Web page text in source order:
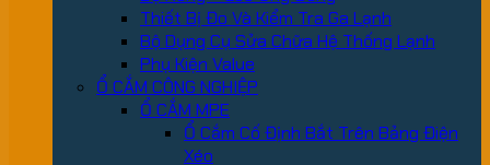
Thiết Bị Đo Và Kiểm Tra Ga Lạnh
Bộ Dụng Cụ Sửa Chữa Hệ Thống Lạnh
Phụ Kiện Value
Ổ CẮM CÔNG NGHIỆP
Ổ CẮM MPE
Ổ Cắm Cố Định Bắt Trên Bảng Điện
Xéo